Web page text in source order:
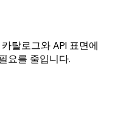
탈로그와 API 표면에
요를 줄입니다.